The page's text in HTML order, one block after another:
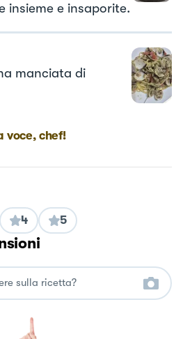
insieme e insaporite.
manciata di
voce, chef!
4 5